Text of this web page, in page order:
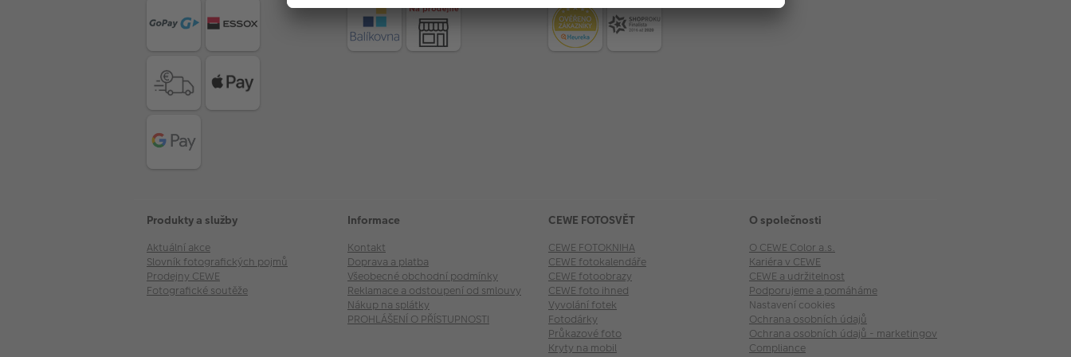
Produkty a služby
Aktuální akce
Slovník fotografických pojmů
Prodejny CEWE
Fotografické soutěže
Informace
Kontakt
Doprava a platba
Všeobecné obchodní podmínky
Reklamace a odstoupení od smlouvy
Nákup na splátky
PROHLÁŠENÍ O PŘÍSTUPNOSTI
CEWE FOTOSVĚT
CEWE FOTOKNIHA
CEWE fotokalendáře
CEWE fotoobrazy
CEWE foto ihned
Vyvolání fotek
Fotodárky
Průkazové foto
Kryty na mobil
O společnosti
O CEWE Color a.s.
Kariéra v CEWE
CEWE a udržitelnost
Podporujeme a pomáháme
Nastavení cookies
Ochrana osobních údajů
Ochrana osobních údajů - marketingové akce
Compliance